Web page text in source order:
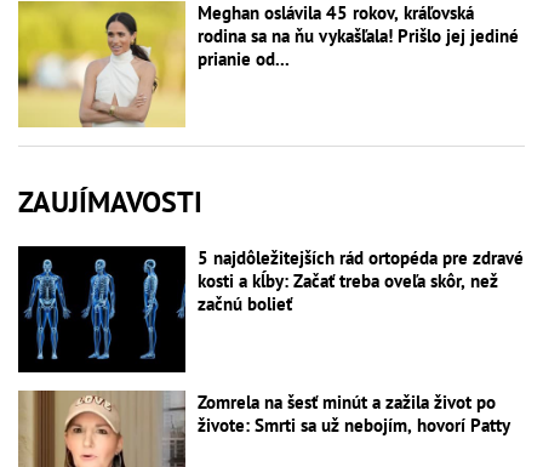
Meghan oslávila 45 rokov, kráľovská
rodina sa na ňu vykašľala! Prišlo jej jediné
prianie od...
ZAUJÍMAVOSTI
5 najdôležitejších rád ortopéda pre zdravé
kosti a kĺby: Začať treba oveľa skôr, než
začnú bolieť
Zomrela na šesť minút a zažila život po
živote: Smrti sa už nebojím, hovorí Patty